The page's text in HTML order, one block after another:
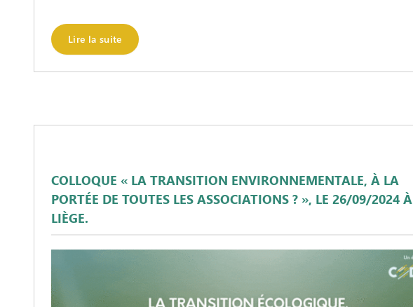
Lire la suite
COLLOQUE « LA TRANSITION ENVIRONNEMENTALE, À LA
PORTÉE DE TOUTES LES ASSOCIATIONS ? », LE 26/09/2024 À
LIÈGE.